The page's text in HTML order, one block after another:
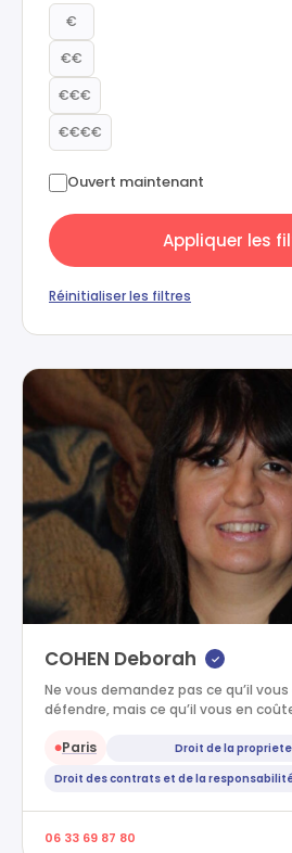
€
€€
€€€
€€€€
Ouvert maintenant
Appliquer les
Réinitialiser les filtres
COHEN Deborah ✓
Ne vous demandez pas ce qu’il
défendre, mais ce qu’il vous en
●Paris
Droit de la
Droit des contrats et de la
06 33 69 87 80